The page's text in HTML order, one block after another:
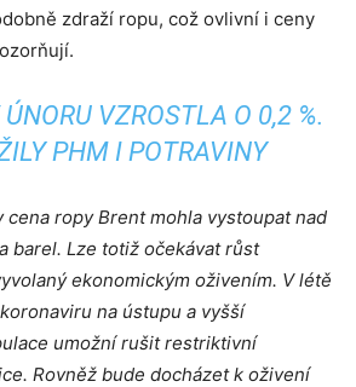
zdraží ropu, což ovlivní i ceny
VZROSTLA O 0,2 %.
PHM I POTRAVINY
cena ropy Brent mohla vystoupat nad
barel. Lze totiž očekávat růst
ekonomickým oživením. V létě
na ústupu a vyšší
umožní rušit restriktivní
Rovněž bude docházet k oživení